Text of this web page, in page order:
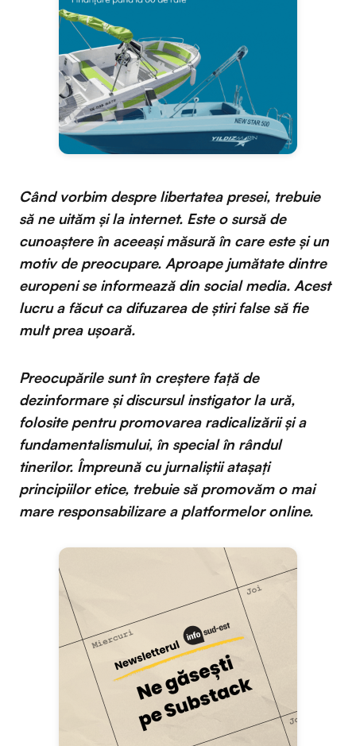
Când vorbim despre libertatea presei, trebuie
să ne uităm și la internet. Este o sursă de
cunoaștere în aceeaşi măsură în care este şi un
motiv de preocupare. Aproape jumătate dintre
europeni se informează din social media. Acest
lucru a făcut ca difuzarea de știri false să fie
mult prea ușoară.
Preocupările sunt în creștere față de
dezinformare și discursul instigator la ură,
folosite pentru promovarea radicalizării și a
fundamentalismului, în special în rândul
tinerilor. Împreună cu jurnaliștii atașați
principiilor etice, trebuie să promovăm o mai
mare responsabilizare a platformelor online.